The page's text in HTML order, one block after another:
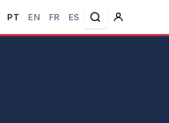
PT EN FR ES